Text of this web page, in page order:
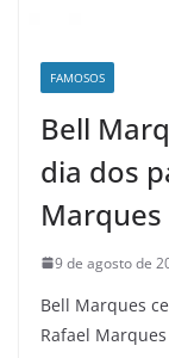
FAMOSOS
Bell
dia dos
Marques
9 de agosto de
Bell Marques
Rafael Marques